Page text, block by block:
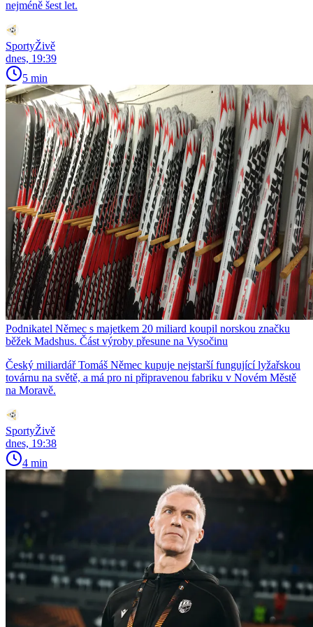
nejméně šest let.
SportyŽivě
dnes, 19:39
5 min
Podnikatel Němec s majetkem 20 miliard koupil norskou značku
běžek Madshus. Část výroby přesune na Vysočinu
Český miliardář Tomáš Němec kupuje nejstarší fungující lyžařskou
továrnu na světě, a má pro ni připravenou fabriku v Novém Městě
na Moravě.
SportyŽivě
dnes, 19:38
4 min